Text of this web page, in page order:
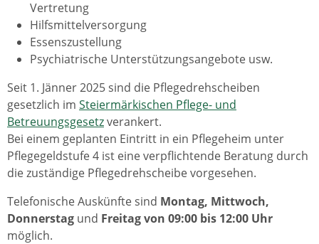
Vertretung
Hilfsmittelversorgung
Essenszustellung
Psychiatrische Unterstützungsangebote usw.
Seit 1. Jänner 2025 sind die Pflegedrehscheiben
gesetzlich im Steiermärkischen Pflege- und
Betreuungsgesetzverankert.
Bei einem geplanten Eintritt in ein Pflegeheim unter
Pflegegeldstufe 4 ist eine verpflichtende Beratung durch
die zuständige Pflegedrehscheibe vorgesehen.
Telefonische Auskünfte sind Montag, Mittwoch,
Donnerstag und Freitag von 09:00 bis 12:00 Uhr
möglich.